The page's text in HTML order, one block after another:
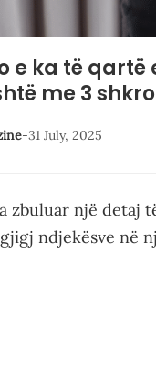
e ka të
me 3
-31 July, 2025
zbuluar një detaj
ndjekësve në